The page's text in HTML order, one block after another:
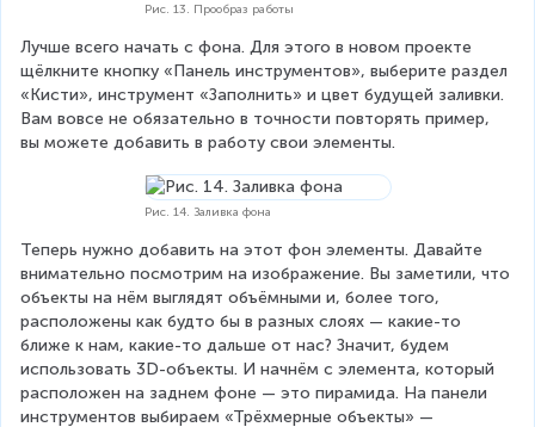
Рис. 13. Прообраз работы
Лучше всего начать с фона. Для этого в новом проекте
щёлкните кнопку «Панель инструментов», выберите раздел
«Кисти», инструмент «Заполнить» и цвет будущей заливки.
Вам вовсе не обязательно в точности повторять пример,
вы можете добавить в работу свои элементы.
Рис. 14. Заливка фона
Теперь нужно добавить на этот фон элементы. Давайте
внимательно посмотрим на изображение. Вы заметили, что
объекты на нём выглядят объёмными и, более того,
расположены как будто бы в разных слоях — какие-то
ближе к нам, какие-то дальше от нас? Значит, будем
использовать 3D-объекты. И начнём с элемента, который
расположен на заднем фоне — это пирамида. На панели
инструментов выбираем «Трёхмерные объекты» —